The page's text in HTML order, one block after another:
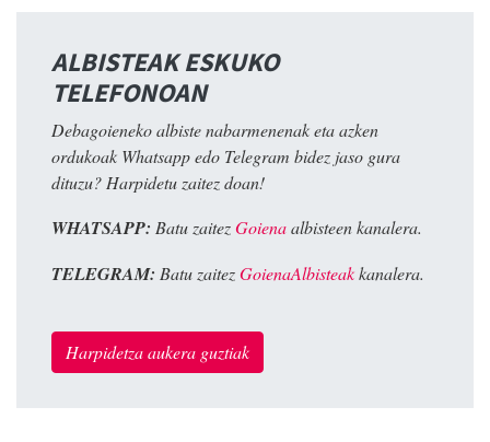
ALBISTEAK ESKUKO
TELEFONOAN
Debagoieneko albiste nabarmenenak eta azken
ordukoak Whatsapp edo Telegram bidez jaso gura
dituzu? Harpidetu zaitez doan!
WHATSAPP: Batu zaitezGoienaalbisteen kanalera.
TELEGRAM: Batu zaitezGoienaAlbisteakkanalera.
Harpidetza aukera guztiak